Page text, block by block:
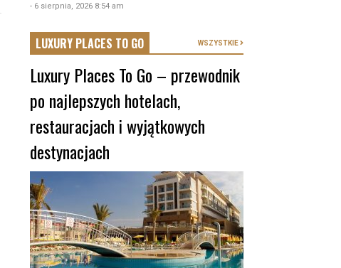
- 6 sierpnia, 2026 8:54 am
LUXURY PLACES TO GO WSZYSTKIE
Luxury Places To Go – przewodnik
po najlepszych hotelach,
restauracjach i wyjątkowych
destynacjach